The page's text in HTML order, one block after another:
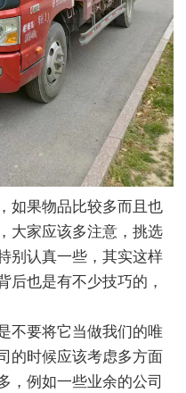
如果物品比较多而且也
大家应该多注意，挑选
别认真一些，其实这样
后也是有不少技巧的，
不要将它当做我们的唯
的时候应该考虑多方面
，例如一些业余的公司